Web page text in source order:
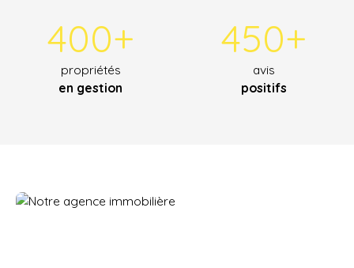
400+
propriétés
en gestion
450+
avis
positifs